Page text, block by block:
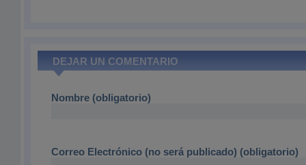
DEJAR UN COMENTARIO
Nombre (obligatorio)
Correo Electrónico (no será publicado) (obligatorio)